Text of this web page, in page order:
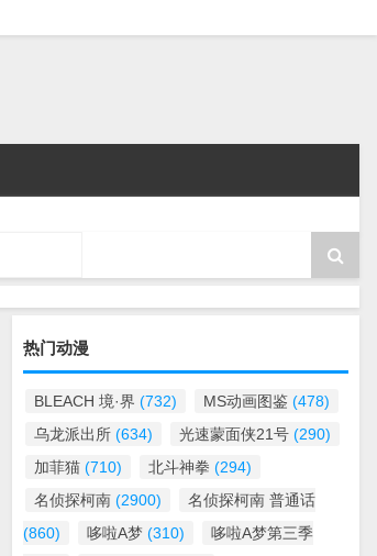
热门动漫
BLEACH 境·界 (732) MS动画图鉴 (478)
乌龙派出所 (634) 光速蒙面侠21号 (290)
加菲猫 (710) 北斗神拳 (294)
名侦探柯南 (2900)
名侦探柯南 普通话
(860)
哆啦A梦 (310)
哆啦A梦第三季